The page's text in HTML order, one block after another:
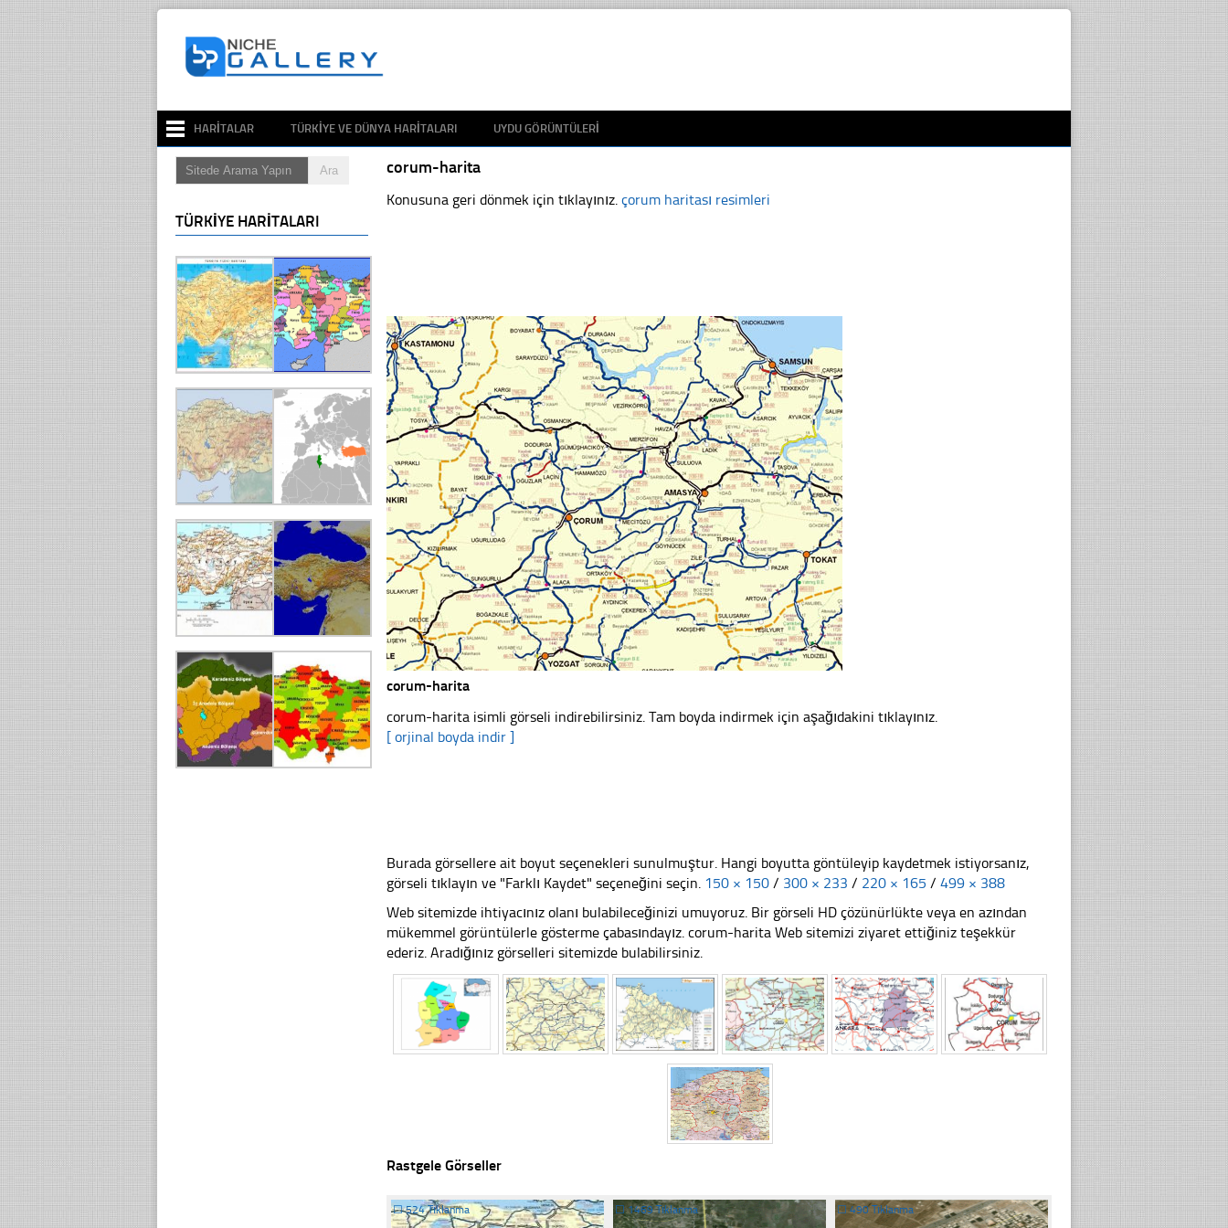
HARITALAR TÜRKIYE VE DÜNYA HARITALARI UYDU GÖRÜNTÜLERI
corum-harita
Konusuna geri dönmek için tıklayınız.çorum haritası resimleri
corum-harita
corum-harita isimli görseli indirebilirsiniz. Tam boyda indirmek için aşağıdakini tıklayınız.
[ orjinal boyda indir ]
Burada görsellere ait boyut seçenekleri sunulmuştur. Hangi boyutta göntüleyip kaydetmek istiyorsanız,
görseli tıklayın ve "Farklı Kaydet" seçeneğini seçin. 150 × 150 / 300 × 233 / 220 × 165 / 499 × 388
Web sitemizde ihtiyacınız olanı bulabileceğinizi umuyoruz. Bir görseli HD çözünürlükte veya en azından
mükemmel görüntülerle gösterme çabasındayız. corum-harita Web sitemizi ziyaret ettiğiniz teşekkür
ederiz. Aradığınız görselleri sitemizde bulabilirsiniz.
Rastgele Görseller
☐524 Tıklanma ☐1469 Tıklanma ☐490 Tıklanma
TÜRKIYE HARITALARI